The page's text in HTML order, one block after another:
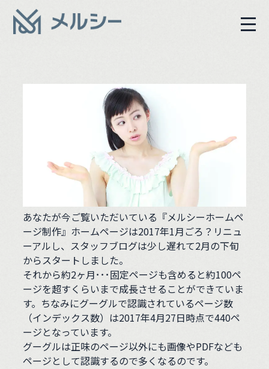
あなたが今ご覧いただいている『メルシーホームペ
ージ制作』ホームページは2017年1月ごろ？リニュ
ーアルし、スタッフブログは少し遅れて2月の下旬
からスタートしました。
それから約2ヶ月･･･固定ページも含めると約100ペ
ージを超すくらいまで成長させることができていま
す。ちなみにグーグルで認識されているページ数
（インデックス数）は2017年4月27日時点で440ペ
ージとなっています。
グーグルは正味のページ以外にも画像やPDFなども
ページとして認識するので多くなるのです。